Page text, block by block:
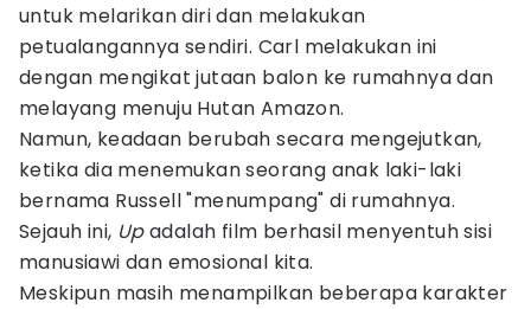
untuk melarikan diri dan melakukan
petualangannya sendiri. Carl melakukan ini
dengan mengikat jutaan balon ke rumahnya dan
melayang menuju Hutan Amazon.
Namun, keadaan berubah secara mengejutkan,
ketika dia menemukan seorang anak laki-laki
bernama Russell "menumpang" di rumahnya.
Sejauh ini, Upadalah film berhasil menyentuh sisi
manusiawi dan emosional kita.
Meskipun masih menampilkan beberapa karakter